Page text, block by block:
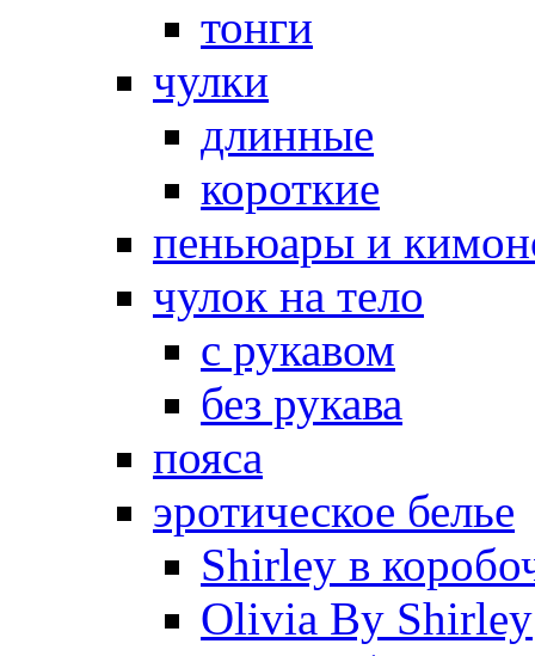
тонги
чулки
длинные
короткие
пеньюары и
чулок на тело
с рукавом
без рукава
пояса
эротическое белье
Shirley в
Olivia By Shirley